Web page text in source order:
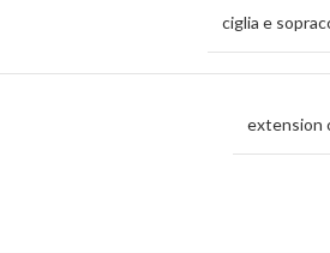
ciglia e
extension